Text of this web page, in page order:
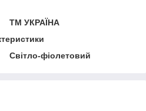
ТМ УКРАЇНА
Світло-фіолетовий